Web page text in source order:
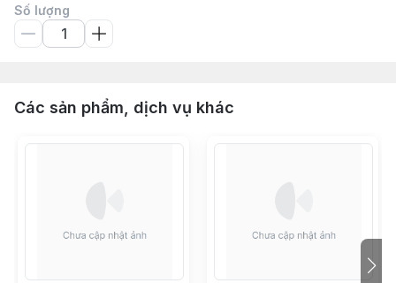
Số lượng
Các sản phẩm, dịch vụ khác